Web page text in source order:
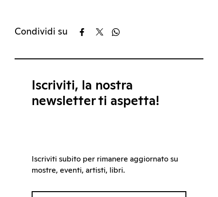
Condividi su
Iscriviti, la nostra
newsletter ti aspetta!
Iscriviti subito per rimanere aggiornato su
mostre, eventi, artisti, libri.